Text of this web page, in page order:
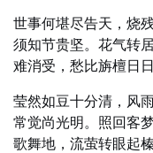
世事何堪尽告天，烧
须知节贵坚。花气转
难消受，愁比旃檀日
莹然如豆十分清，风
常觉尚光明。照回客
歌舞地，流萤转眼